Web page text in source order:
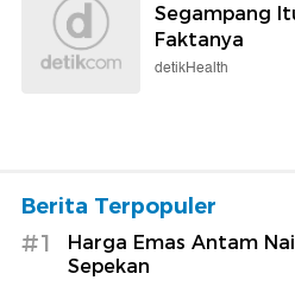
Segampang
Faktanya
detikHealth
Berita Terpopuler
#1
Harga Emas Antam
Sepekan